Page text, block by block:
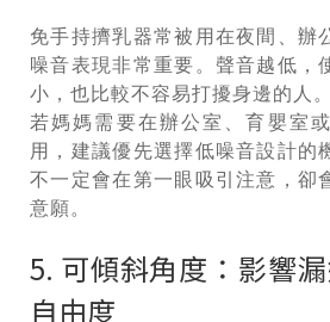
免手持擠乳器常被用在夜間、辦
噪音表現非常重要。聲音越低，
小，也比較不容易打擾身邊的人。
若媽媽需要在辦公室、育嬰室
用，建議優先選擇低噪音設計的
不一定會在第一眼吸引注意，卻
意願。
5. 可傾斜角度：影響
自由度